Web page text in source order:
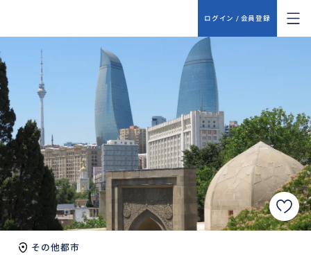
ログイン / 会員登録
その他都市